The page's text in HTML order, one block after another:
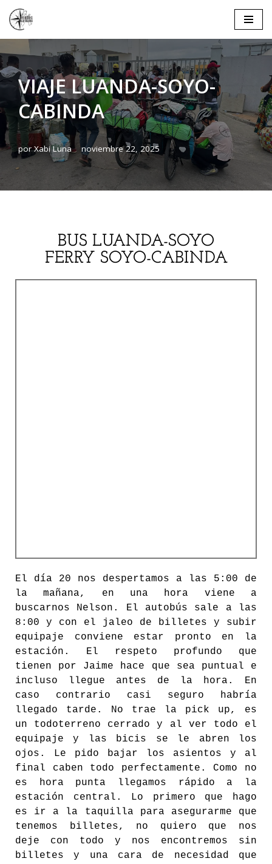
Saltar
contenido
VIAJE LUANDA-SOYO-
CABINDA
porXabi Luna noviembre 22, 2025
BUS LUANDA-SOYO
FERRY SOYO-CABINDA
El día 20 nos despertamos a las 5:00 de
la mañana, en una hora viene a
buscarnos Nelson. El autobús sale a las
8:00 y con el jaleo de billetes y subir
equipaje conviene estar pronto en la
estación. El respeto profundo que
tienen por Jaime hace que sea puntual e
incluso llegue antes de la hora. En
caso contrario casi seguro habría
llegado tarde. No trae la pick up, es
un todoterreno cerrado y al ver todo el
equipaje y las bicis se le abren los
ojos. Le pido bajar los asientos y al
final caben todo perfectamente. Como no
es hora punta llegamos rápido a la
estación central. Lo primero que hago
es ir a la taquilla para asegurarme que
tenemos billetes, no quiero que nos
deje con todo y nos encontremos sin
billetes y una cara de necesidad que